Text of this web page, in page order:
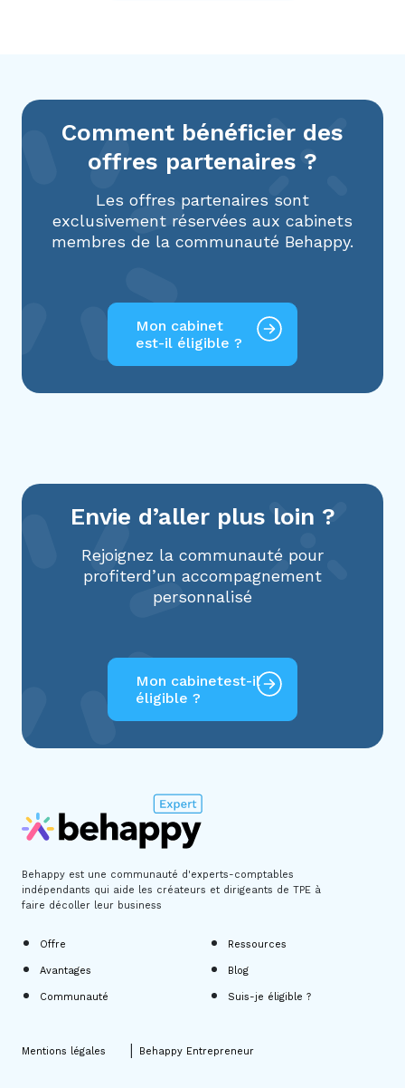
Comment bénéficier des
offres partenaires ?
Les offres partenaires sont
exclusivement réservées aux cabinets
membres de la communauté Behappy.
Mon cabinet
est-il éligible ?
Envie d’aller plus loin ?
Rejoignez la communauté pour
profiterd’un accompagnement
personnalisé
Mon cabinetest-il
éligible ?
Behappy est une communauté d'experts-comptables
indépendants qui aide les créateurs et dirigeants de TPE à
faire décoller leur business
Offre
Avantages
Communauté
Ressources
Blog
Suis-je éligible ?
Mentions légales | Behappy Entrepreneur